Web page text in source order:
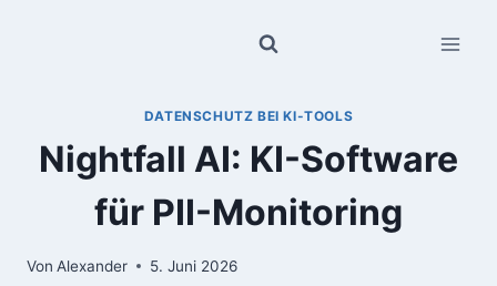
DATENSCHUTZ BEI KI-TOOLS
Nightfall AI: KI-Software
für PII-Monitoring
Von Alexander 5. Juni 2026